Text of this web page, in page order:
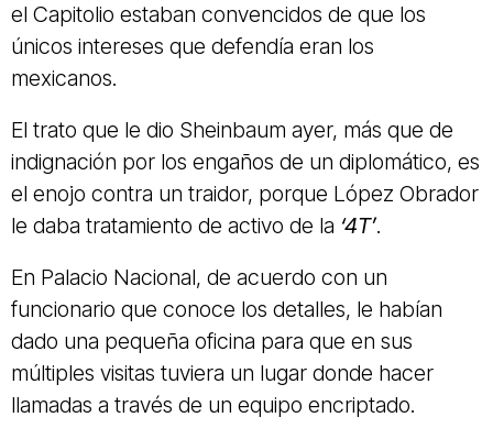
el Capitolio estaban convencidos de que los
únicos intereses que defendía eran los
mexicanos.
El trato que le dio Sheinbaum ayer, más que de
indignación por los engaños de un diplomático, es
el enojo contra un traidor, porque López Obrador
le daba tratamiento de activo de la ‘4T’.
En Palacio Nacional, de acuerdo con un
funcionario que conoce los detalles, le habían
dado una pequeña oficina para que en sus
múltiples visitas tuviera un lugar donde hacer
llamadas a través de un equipo encriptado.